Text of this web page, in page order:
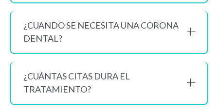
¿CUANDO SE NECESITA UNA CORONA
DENTAL?
¿CUÁNTAS CITAS DURA EL
TRATAMIENTO?